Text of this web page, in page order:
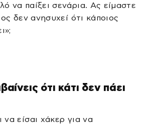
να παίξει σενάρια. Ας είμαστε
δεν ανησυχεί ότι κάποιος
ότι κάτι δεν πάει
να είσαι χάκερ για να